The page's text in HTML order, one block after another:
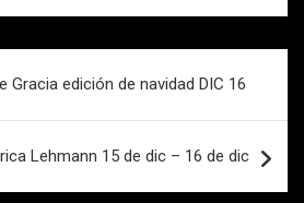
Gracia edición de navidad DIC 16
Lehmann 15 de dic – 16 de dic